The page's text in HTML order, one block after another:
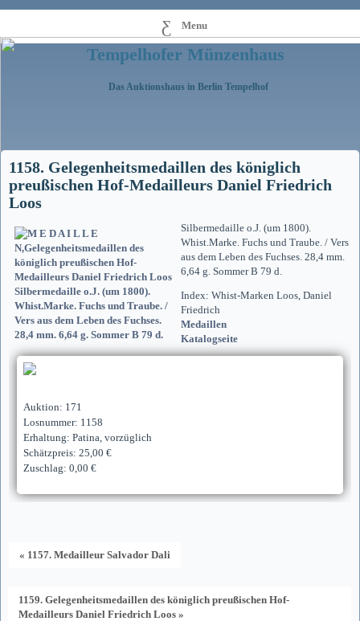
Menu
Tempelhofer Münzenhaus
Das Auktionshaus in Berlin Tempelhof
1158. Gelegenheitsmedaillen des königlich
preußischen Hof-Medailleurs Daniel Friedrich
Loos
Silbermedaille o.J. (um 1800).
Whist.Marke. Fuchs und Traube. / Vers
aus dem Leben des Fuchses. 28,4 mm.
6,64 g. Sommer B 79 d.
Index: Whist-Marken Loos, Daniel
Friedrich
Medaillen
Katalogseite
Auktion: 171
Losnummer: 1158
Erhaltung: Patina, vorzüglich
Schätzpreis: 25,00 €
Zuschlag: 0,00 €
« 1157. Medailleur Salvador Dali
1159. Gelegenheitsmedaillen des königlich preußischen Hof-
Medailleurs Daniel Friedrich Loos »